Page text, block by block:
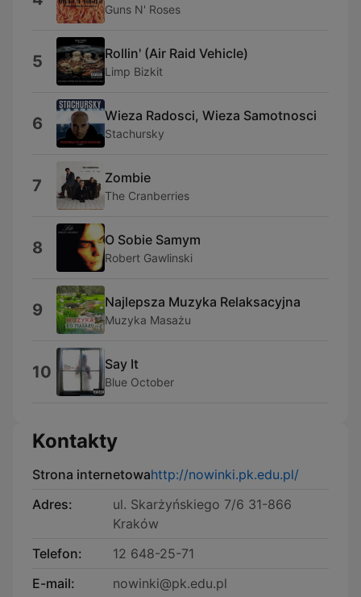
Guns N' Roses
5 Rollin' (Air Raid Vehicle)
Limp Bizkit
6 Wieza Radosci, Wieza Samotnosci
Stachursky
7 Zombie
The Cranberries
8 O Sobie Samym
Robert Gawlinski
9 Najlepsza Muzyka Relaksacyjna
Muzyka Masażu
10 Say It
Blue October
Kontakty
Strona internetowahttp://nowinki.pk.edu.pl/
Adres:
ul. Skarżyńskiego 7/6 31-866
Kraków
Telefon:
12 648-25-71
E-mail:
nowinki@pk.edu.pl